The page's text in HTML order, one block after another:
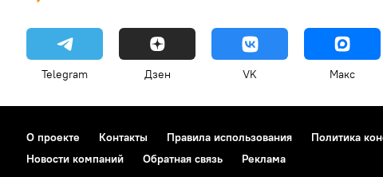
Telegram Дзен VK Макс
О проекте Контакты Правила использования Политика
Новости компаний
Обратная связь Реклама